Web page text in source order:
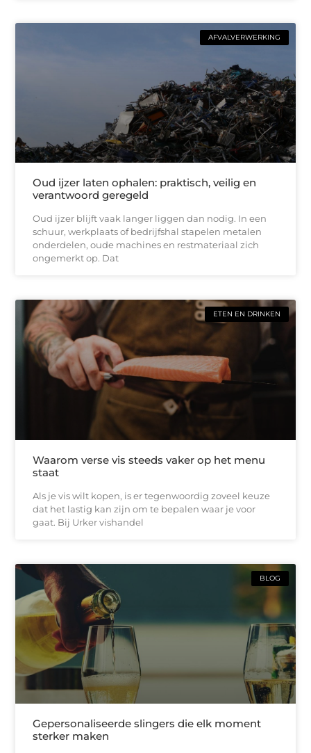
AFVALVERWERKING
Oud ijzer laten ophalen: praktisch, veilig en
verantwoord geregeld
Oud ijzer blijft vaak langer liggen dan nodig. In een
schuur, werkplaats of bedrijfshal stapelen metalen
onderdelen, oude machines en restmateriaal zich
ongemerkt op. Dat
ETEN EN DRINKEN
Waarom verse vis steeds vaker op het menu
staat
Als je vis wilt kopen, is er tegenwoordig zoveel keuze
dat het lastig kan zijn om te bepalen waar je voor
gaat. Bij Urker vishandel
BLOG
Gepersonaliseerde slingers die elk moment
sterker maken